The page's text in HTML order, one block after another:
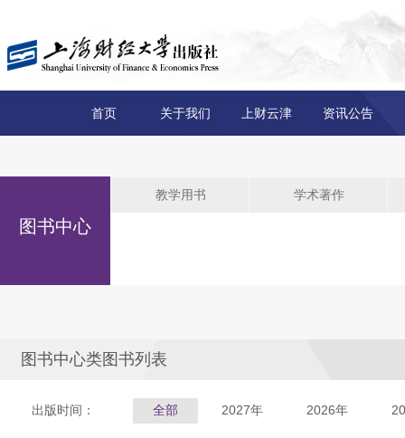
首页 关于我们 上财云津 资讯公告
图书中心
教学用书 学术著作
图书中心类图书列表
出版时间： 全部 2027年 2026年